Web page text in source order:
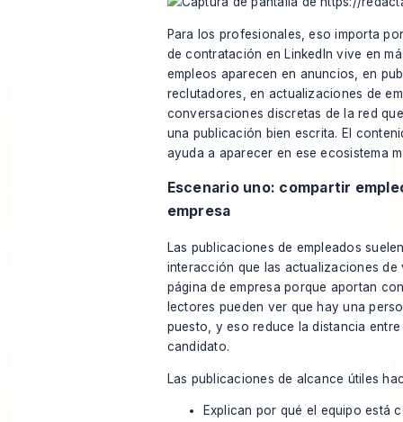
Para los profesionales, eso importa
de contratación en LinkedIn vive en
empleos aparecen en anuncios, en
reclutadores, en actualizaciones de
conversaciones discretas de la red
una publicación bien escrita. El
ayuda a aparecer en ese ecosistema
Escenario uno: compartir
empresa
Las publicaciones de empleados
interacción que las actualizaciones de
página de empresa porque aportan
lectores pueden ver que hay una
puesto, y eso reduce la distancia
candidato.
Las publicaciones de alcance útiles
Explican por qué el equipo está